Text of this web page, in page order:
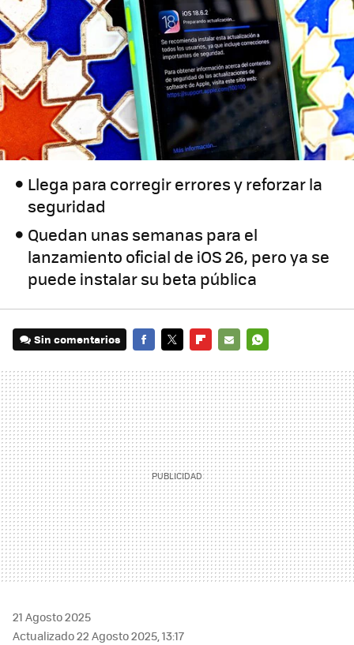
Llega para corregir errores y reforzar la
seguridad
Quedan unas semanas para el
lanzamiento oficial de iOS 26, pero ya se
puede instalar su beta pública
Sin comentarios
MAIL
21 Agosto 2025
Actualizado 22 Agosto 2025, 13:17